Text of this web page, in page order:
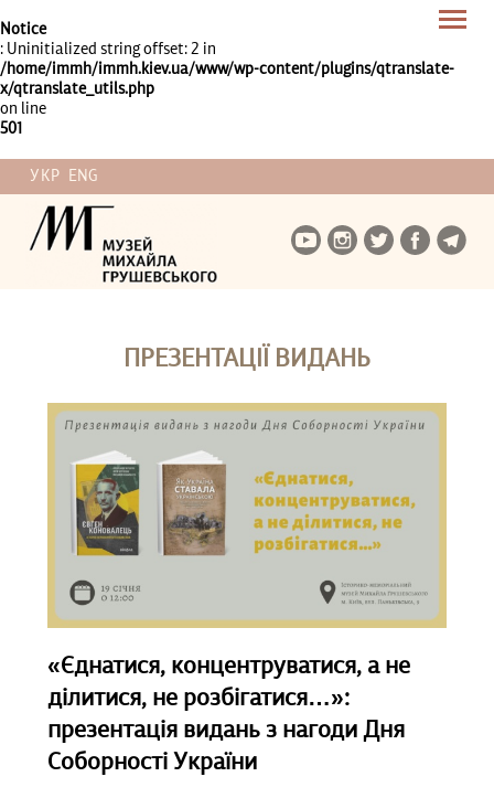
Notice
: Uninitialized string offset: 2 in
/home/immh/immh.kiev.ua/www/wp-content/plugins/qtranslate-
x/qtranslate_utils.php
on line
501
УКР ENG
ПРЕЗЕНТАЦІЇ ВИДАНЬ
«Єднатися, концентруватися, а не
ділитися, не розбігатися…»:
презентація видань з нагоди Дня
Соборності України